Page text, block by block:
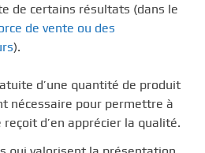
de certains résultats (dans le
de vente ou des
).
d’une quantité de produit
nécessaire pour permettre à
reçoit d’en apprécier la qualité.